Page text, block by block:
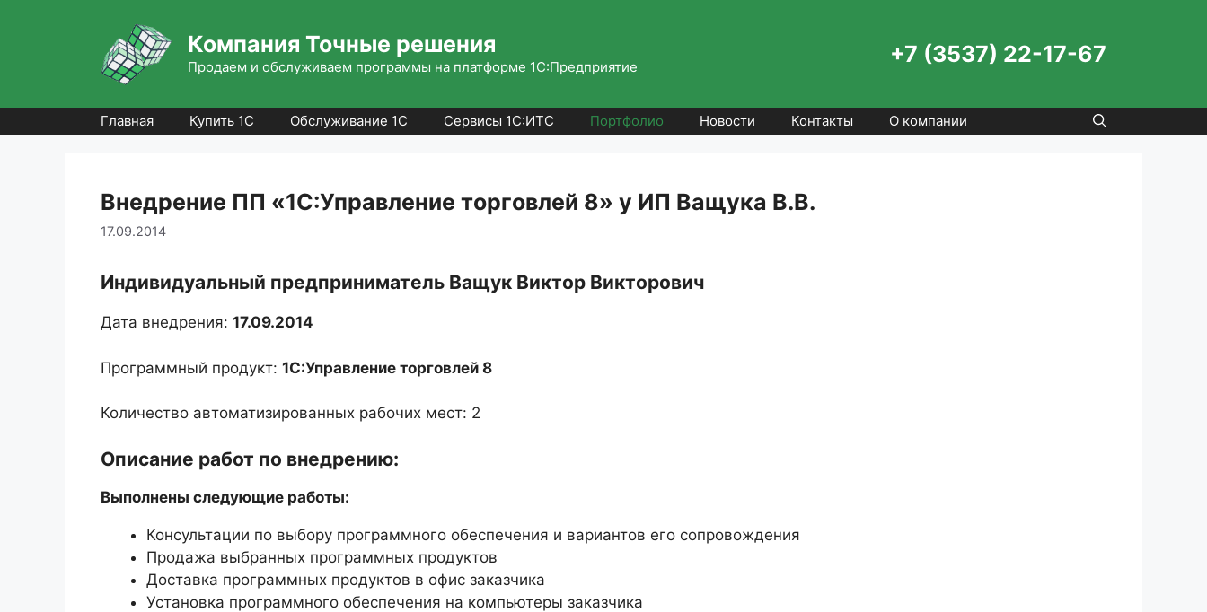
содержимому
Компания Точные решения
Продаем и обслуживаем программы на платформе 1С:Предприятие +7 (3537) 22-17-67
Главная Купить 1С Обслуживание 1С Сервисы 1С:ИТС Портфолио Новости Контакты О компании
Внедрение ПП «1С:Управление торговлей 8» у ИП Ващука В.В.
17.09.2014
Индивидуальный предприниматель Ващук Виктор Викторович
Дата внедрения: 17.09.2014
Программный продукт: 1С:Управление торговлей 8
Количество автоматизированных рабочих мест: 2
Описание работ по внедрению:
Выполнены следующие работы:
Консультации по выбору программного обеспечения и вариантов его сопровождения
Продажа выбранных программных продуктов
Доставка программных продуктов в офис заказчика
Установка программного обеспечения на компьютеры заказчика